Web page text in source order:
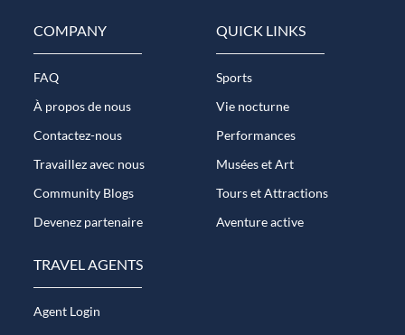
COMPANY
FAQ
À propos de nous
Contactez-nous
Travaillez avec nous
Community Blogs
Devenez partenaire
QUICK LINKS
Sports
Vie nocturne
Performances
Musées et Art
Tours et Attractions
Aventure active
TRAVEL AGENTS
Agent Login